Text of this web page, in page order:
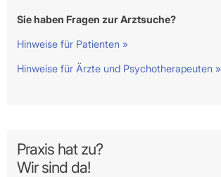
Sie haben Fragen zur Arztsuche?
Hinweise für Patienten »
Hinweise für Ärzte und Psychotherapeuten »
Praxis hat zu?
Wir sind da!